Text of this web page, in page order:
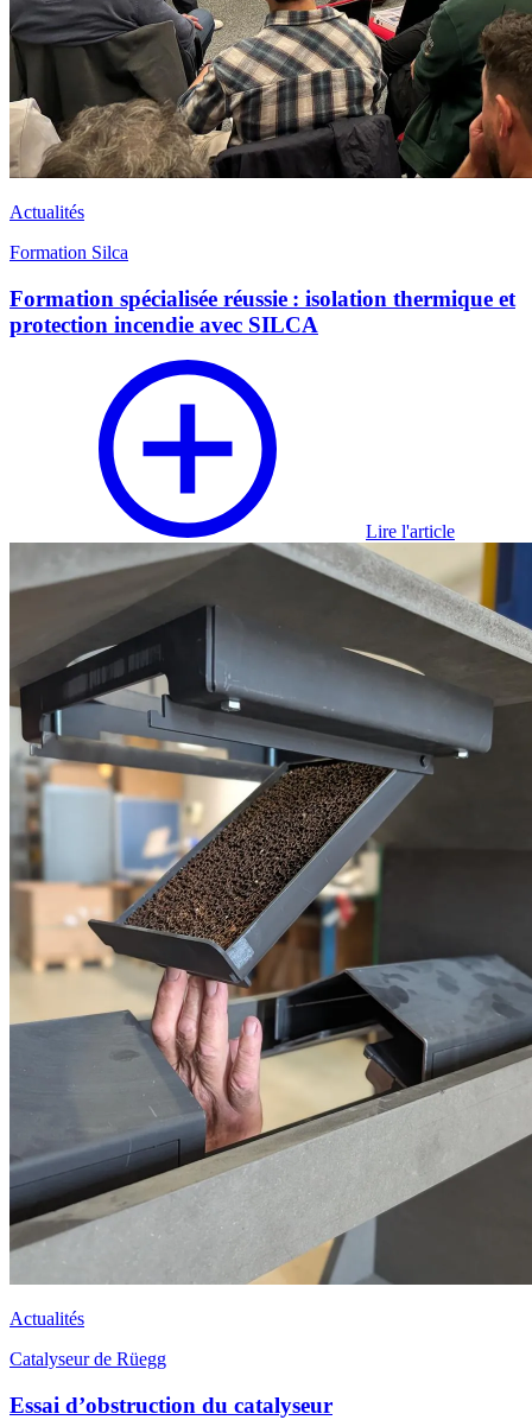
Actualités
Formation Silca
Formation spécialisée réussie : isolation thermique et
protection incendie avec SILCA
Lire l'article
Actualités
Catalyseur de Rüegg
Essai d’obstruction du catalyseur